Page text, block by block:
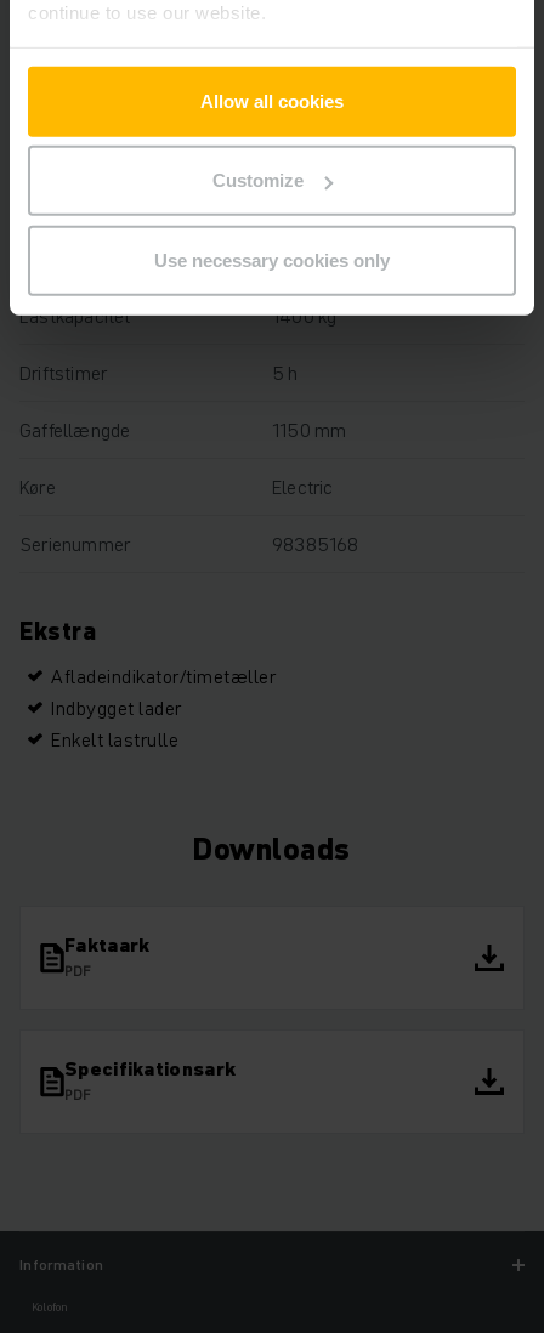
continue to use our website.
Allow all cookies
Customize
Use necessary cookies only
Batteriets produktionsår 2023
122 mm
Lastkapacitet 1400 kg
Driftstimer 5 h
Gaffellængde 1150 mm
Køre Electric
Serienummer 98385168
Ekstra
Afladeindikator/timetæller
Indbygget lader
Enkelt lastrulle
Downloads
Faktaark
PDF
Specifikationsark
PDF
Information
Kolofon